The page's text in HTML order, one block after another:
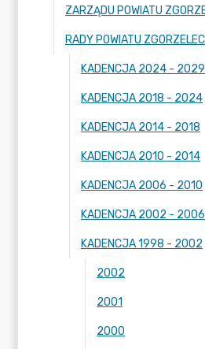
KADENCJA 2024 - 2029
KADENCJA 2018 - 2024
KADENCJA 2014 - 2018
KADENCJA 2010 - 2014
KADENCJA 2006 - 2010
KADENCJA 2002 - 2006
KADENCJA 1998 - 2002
2002
2001
2000